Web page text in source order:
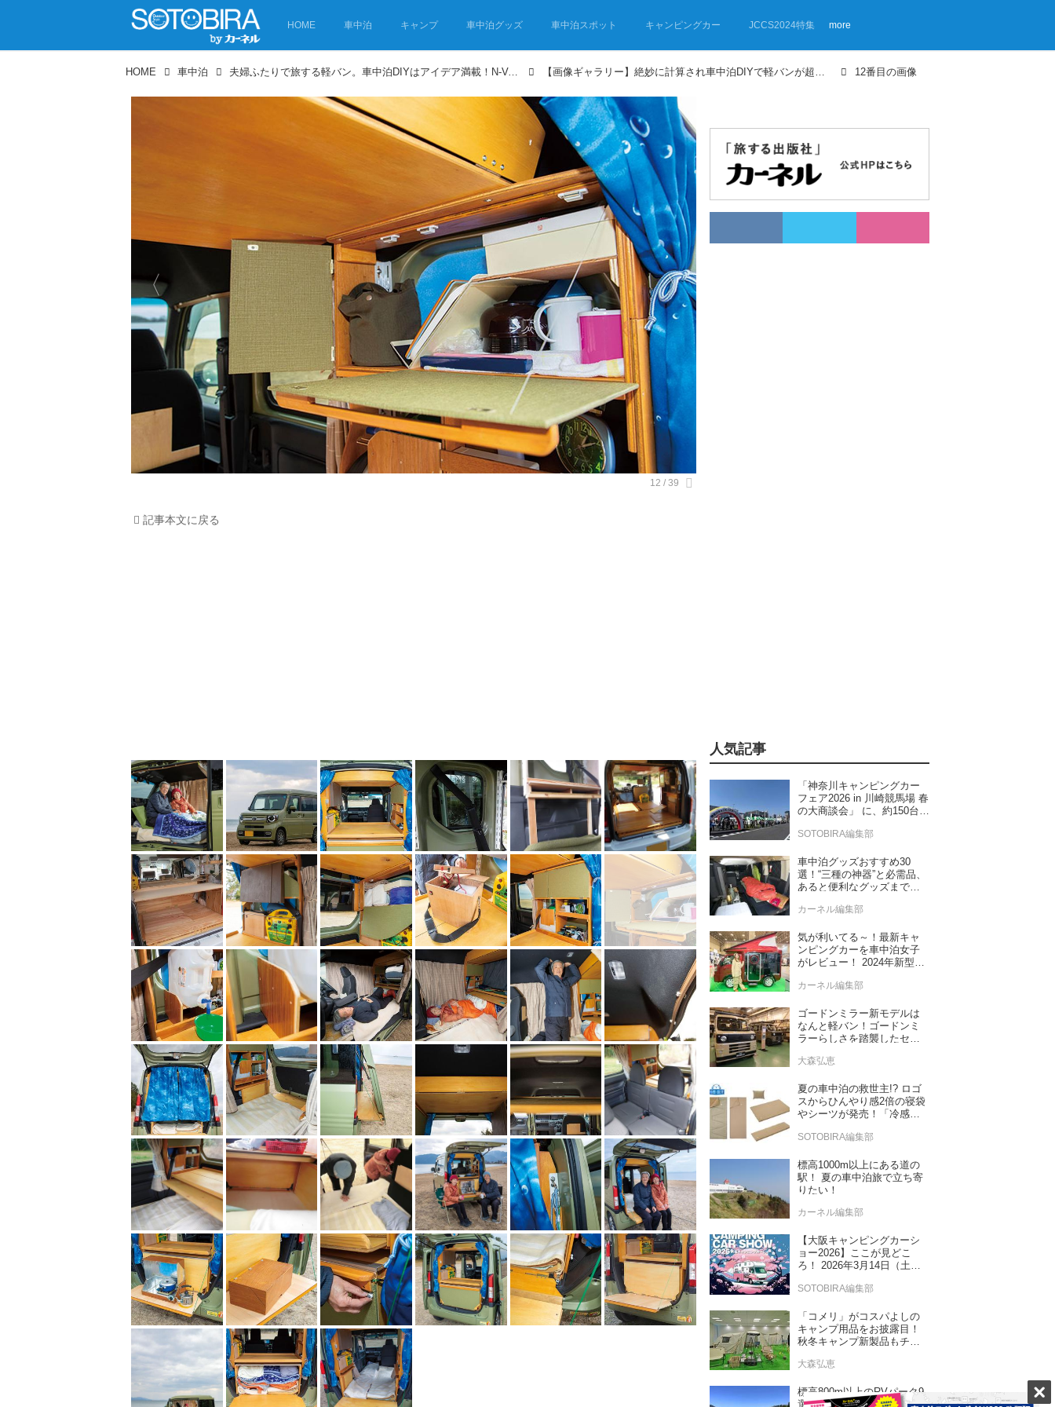
HOME 車中泊 キャンプ 車中泊グッズ 車中泊スポット キャンピングカー JCCS2024特集 more
HOME 車中泊 夫婦ふたりで旅する軽バン。車中泊DIYはアイデア満載！N-VANが超快適空間に！ 【画像ギャラリー】絶妙に計算され車中泊DIYで軽バンが超快適空間に！夫婦ふたりで旅するN-VAN 12番目の画像
記事本文に戻る
人気記事
「神奈川キャンピングカー
フェア2026 in 川崎競馬場 春
の大商談会」 に、約150台の
SOTOBIRA編集部
車中泊グッズおすすめ30
選！“三種の神器”と必需品、
あると便利なグッズまで車
カーネル編集部
気が利いてる～！最新キャ
ンピングカーを車中泊女子
がレビュー！ 2024年新型モ
カーネル編集部
ゴードンミラー新モデルは
なんと軽バン！ゴードンミ
ラーらしさを踏襲したセン
売！
大森弘恵
夏の車中泊の救世主!? ロゴ
スからひんやり感2倍の寝袋
やシーツが発売！「冷感・
SOTOBIRA編集部
標高1000m以上にある道の
駅！ 夏の車中泊旅で立ち寄
りたい！
カーネル編集部
【大阪キャンピングカーシ
ョー2026】ここが見どこ
ろ！ 2026年3月14日（土）
大阪
SOTOBIRA編集部
「コメリ」がコスパよしの
キャンプ用品をお披露目！
秋冬キャンプ新製品もチェ
大森弘恵
標高800m以上のRVパーク9
選 真夏の車中泊でも涼し